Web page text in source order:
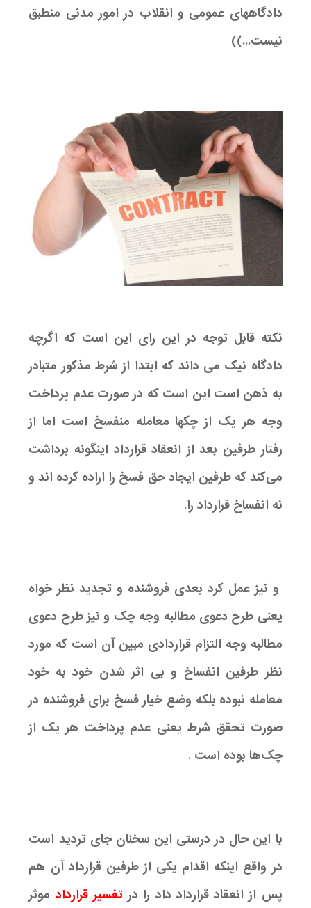
دادگاههای عمومی و انقلاب در امور مدنی منطبق
نیست...))
نکته قابل توجه در این رای این است که اگرچه
دادگاه نیک می داند که ابتدا از شرط مذکور متبادر
به ذهن است این است که در صورت عدم پرداخت
وجه هر یک از چکها معامله منفسخ است اما از
رفتار طرفین بعد از انعقاد قرارداد اینگونه برداشت
می‌کند که طرفین ایجاد حق فسخ را اراده کرده اند و
نه انفساخ قرارداد را.
و نیز عمل کرد بعدی فروشنده و تجدید نظر خواه
یعنی طرح دعوی مطالبه وجه چک و نیز طرح دعوی
مطالبه وجه التزام قراردادی مبین آن است که مورد
نظر طرفین انفساخ و بی اثر شدن خود به خود
معامله نبوده بلکه وضع خیار فسخ برای فروشنده در
صورت تحقق شرط یعنی عدم پرداخت هر یک از
چک‌ها بوده است .
با این حال در درستی این سخنان جای تردید است
در واقع اینکه اقدام یکی از طرفین قرارداد آن هم
پس از انعقاد قرارداد داد را درتفسیر قراردادموثر